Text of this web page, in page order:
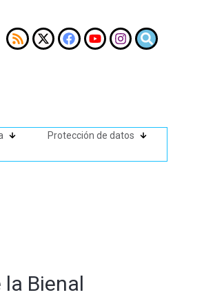
Protección de datos
Bienal